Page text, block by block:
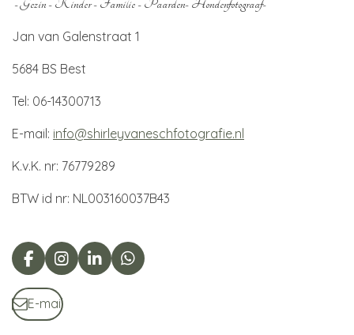
- Gezin - Kinder - Familie - Paarden- Hondenfotograaf-
Jan van Galenstraat 1
5684 BS Best
Tel: 06-14300713
E-mail: info@shirleyvaneschfotografie.nl
K.v.K. nr: 76779289
BTW id nr: NL003160037B43
F
a
c
e
b
I
n
s
t
L
i
W
h
E-mail